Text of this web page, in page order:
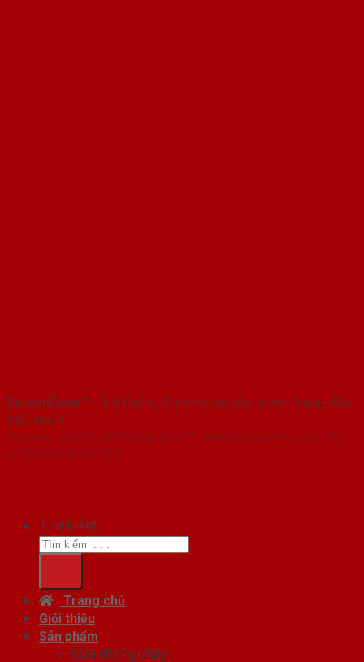
SaigonDoor™ - Hệ thống Showroom cửa nhôm hàng đầu
Việt Nam
Copyright ⓒ 2016 – 2026 SaigonDoor™ - www.bancuanhom.com | Đơn
vị chủ quản SaigonDoor
Tìm kiếm:
Trang chủ
Giới thiệu
Sản phẩm
Cửa chống cháy